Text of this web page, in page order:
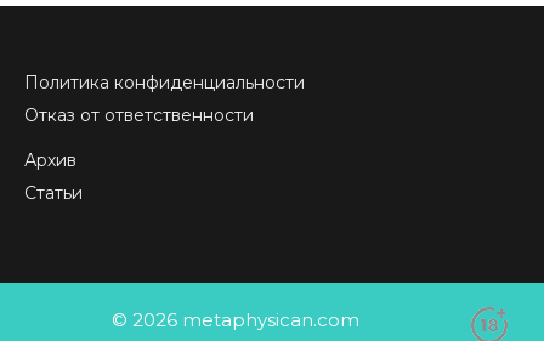
Политика конфиденциальности
Отказ от ответственности
Архив
Статьи
© 2026 metaphysican.com